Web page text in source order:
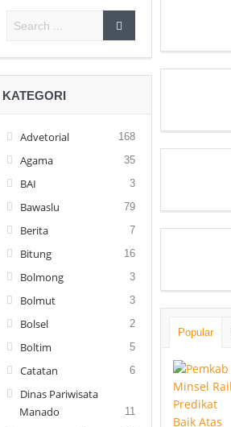
KATEGORI
Advetorial 168
Agama 35
BAI 3
Bawaslu 79
Berita 7
Bitung 16
Bolmong 3
Bolmut 3
Bolsel 2
Boltim 5
Catatan 6
Dinas Pariwisata
Manado
11
Popular